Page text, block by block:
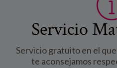
Servicio
Servicio gratuito en el
te aconsejamos